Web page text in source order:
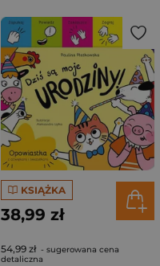
KSIĄŻKA
38,99 zł
54,99 zł - sugerowana cena
detaliczna